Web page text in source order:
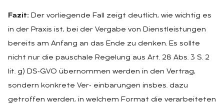
Fazit: Der vorliegende Fall zeigt deutlich, wie wichtig es
in der Praxis ist, bei der Vergabe von Dienstleistungen
bereits am Anfang an das Ende zu denken. Es sollte
nicht nur die pauschale Regelung aus Art. 28 Abs. 3 S. 2
lit. g) DS‑GVO übernommen werden in den Vertrag,
sondern konkrete Ver‑ einbarungen insbes. dazu
getroffen werden, in welchem Format die verarbeiteten